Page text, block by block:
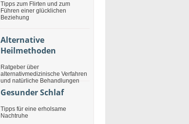
Tipps zum Flirten und zum
Führen einer glücklichen
Beziehung
Alternative
Heilmethoden
Ratgeber über
alternativmedizinische Verfahren
und natürliche Behandlungen
Gesunder Schlaf
Tipps für eine erholsame
Nachtruhe